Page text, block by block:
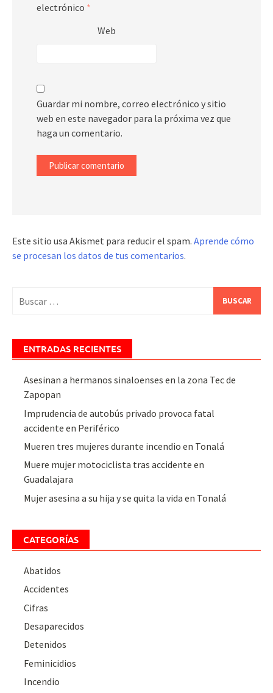
electrónico *
Web
Guardar mi nombre, correo electrónico y sitio
web en este navegador para la próxima vez que
haga un comentario.
Este sitio usa Akismet para reducir el spam. Aprende cómo
se procesan los datos de tus comentarios.
ENTRADAS RECIENTES
Asesinan a hermanos sinaloenses en la zona Tec de
Zapopan
Imprudencia de autobús privado provoca fatal
accidente en Periférico
Mueren tres mujeres durante incendio en Tonalá
Muere mujer motociclista tras accidente en
Guadalajara
Mujer asesina a su hija y se quita la vida en Tonalá
CATEGORÍAS
Abatidos
Accidentes
Cifras
Desaparecidos
Detenidos
Feminicidios
Incendio